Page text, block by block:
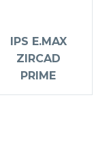
IPS E.MAX
ZIRCAD
PRIME